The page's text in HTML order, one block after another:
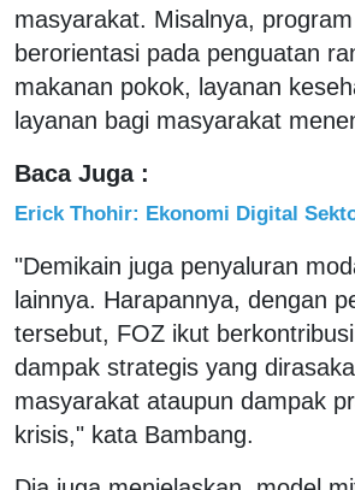
masyarakat. Misalnya,
berorientasi pada penguatan
makanan pokok, layanan
layanan bagi masyarakat
Baca Juga :
Erick Thohir: Ekonomi Digital
"Demikain juga penyaluran
lainnya. Harapannya, dengan
tersebut, FOZ ikut
dampak strategis yang
masyarakat ataupun dampak
krisis," kata Bambang.